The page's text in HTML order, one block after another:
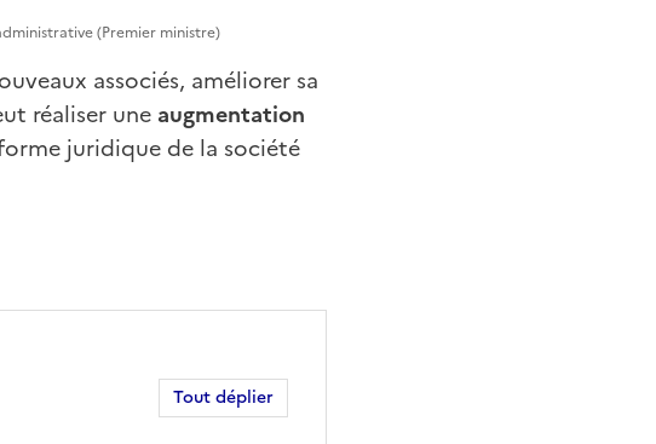
(Premier ministre)
associés, améliorer sa
réaliser une augmentation
juridique de la société
Tout déplier